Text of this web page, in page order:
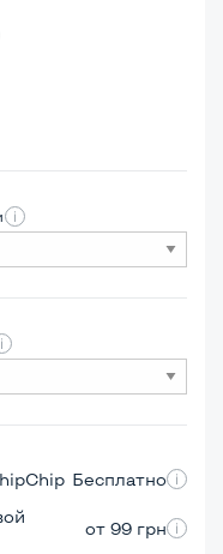
Бесплатно
от 99 грн